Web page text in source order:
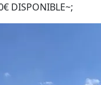
DISPONIBLE~;